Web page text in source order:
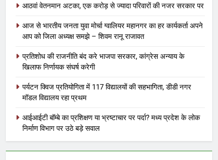
आठवां वेतनमान अटका, एक करोड़ से ज्यादा परिवारों की नजर सरकार पर
आज से भारतीय जनता युवा मोर्चा ग्वालियर महानगर का हर कार्यकर्ता अपने
आप को जिला अध्यक्ष समझे – शिवम रानू राजावत
प्रतिशोध की राजनीति बंद करे भाजपा सरकार, कांग्रेस अन्याय के
खिलाफ निर्णायक संघर्ष करेगी
पर्यटन क्विज प्रतियोगिता में 117 विद्यालयों की सहभागिता, डीडी नगर
मॉडल विद्यालय रहा प्रथम
आईआईटी बॉम्बे का प्रशिक्षण या भ्रष्टाचार पर पर्दा? मध्य प्रदेश के लोक
निर्माण विभाग पर उठे बड़े सवाल